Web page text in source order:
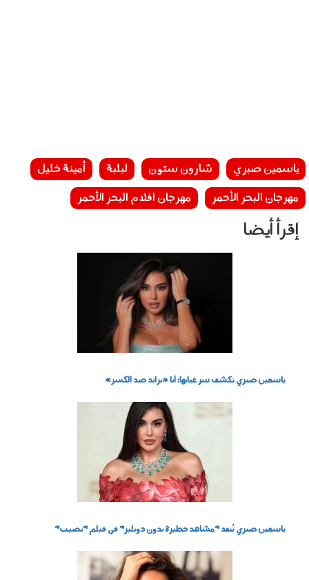
ياسمين صبري شارون ستون لبلبة
أمينة خليل
مهرجان البحر الأحمر
مهرجان افلام البحر الأحمر
إقرأ أيضا
ياسمين صبري تكشف سر غيابها: أنا «براند ضد الكسر»
ياسمين صبري تُنفذ "مشاهد خطيرة بدون دوبلير" في فيلم "نصيب"